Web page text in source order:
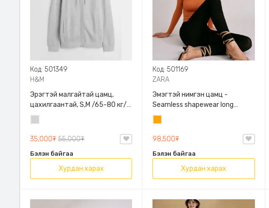
Код: 501349
H&M
Эрэгтэй малгайтай цамц,
цахилгаантай, S,M /65-80 кг/,
H&M, 0852614006, Даавуу
35,000₮ 55,000₮
Бэлэн байгаа
Хурдан харах
Код: 501169
ZARA
Эмэгтэй нимгэн цамц -
Seamless shapewear long
sleeve t-shirt, 40-60кг жинд
таарна, ZARA, 8779/458/615,
Урт ханцуйтай
98,500₮
Бэлэн байгаа
Хурдан харах